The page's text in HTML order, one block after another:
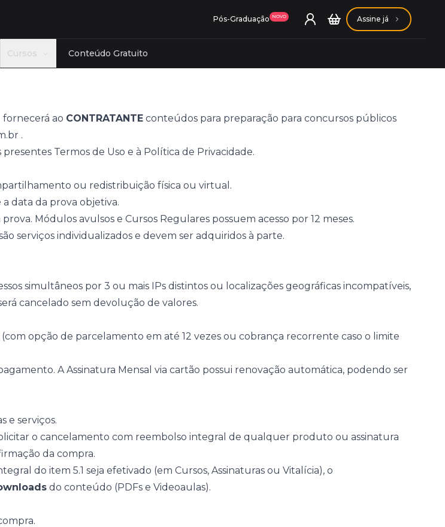
Pós-Graduação NOVO Assine já
ES
PA PB PE PI PR
SP TO Ver mais
Cesgranrio
Ver mais
Cursos Conteúdo Gratuito
fornecerá ao CONTRATANTE conteúdos para preparação para concursos públicos
.
presentes Termos de Uso e à Política de Privacidade.
ou redistribuição física ou virtual.
data da prova objetiva.
Módulos avulsos e Cursos Regulares possuem acesso por 12 meses.
serviços individualizados e devem ser adquiridos à parte.
simultâneos por 3 ou mais IPs distintos ou localizações geográficas incompatíveis,
cancelado sem devolução de valores.
opção de parcelamento em até 12 vezes ou cobrança recorrente caso o limite
A Assinatura Mensal via cartão possui renovação automática, podendo ser
e serviços.
o cancelamento com reembolso integral de qualquer produto ou assinatura
da compra.
do item 5.1 seja efetivado (em Cursos, Assinaturas ou Vitalícia), o
do conteúdo (PDFs e Videoaulas).